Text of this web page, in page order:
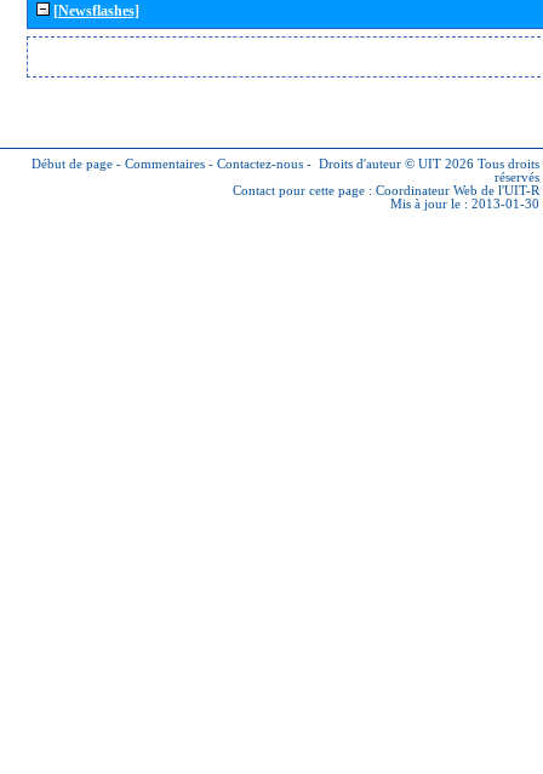
[Newsflashes]
Début de page - Commentaires - Contactez-nous - Droits d'auteur © UIT 2026 Tous droits
réservés
Contact pour cette page : Coordinateur Web de l'UIT-R
Mis à jour le : 2013-01-30